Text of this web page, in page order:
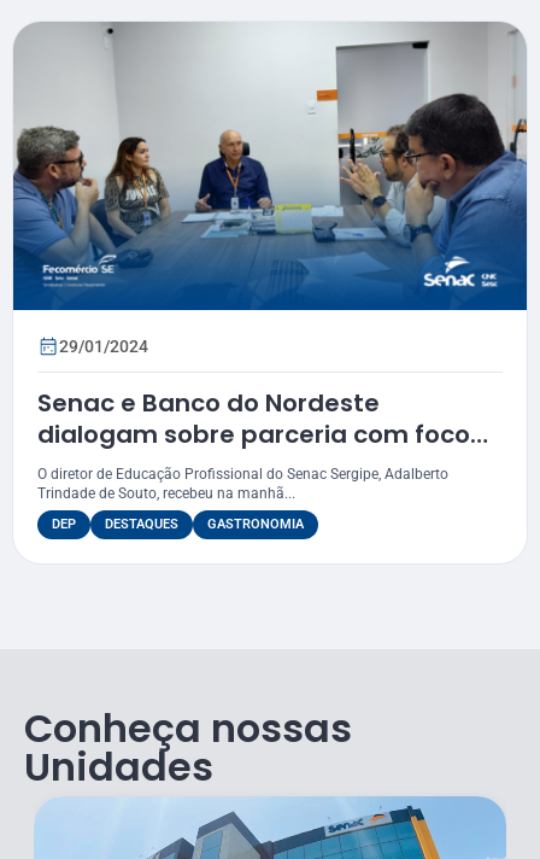
29/01/2024
Senac e Banco do Nordeste
dialogam sobre parceria com foco
em turismo e gastronomia
O diretor de Educação Profissional do Senac Sergipe, Adalberto
Trindade de Souto, recebeu na manhã...
DEP DESTAQUES GASTRONOMIA
Conheça nossas
Unidades